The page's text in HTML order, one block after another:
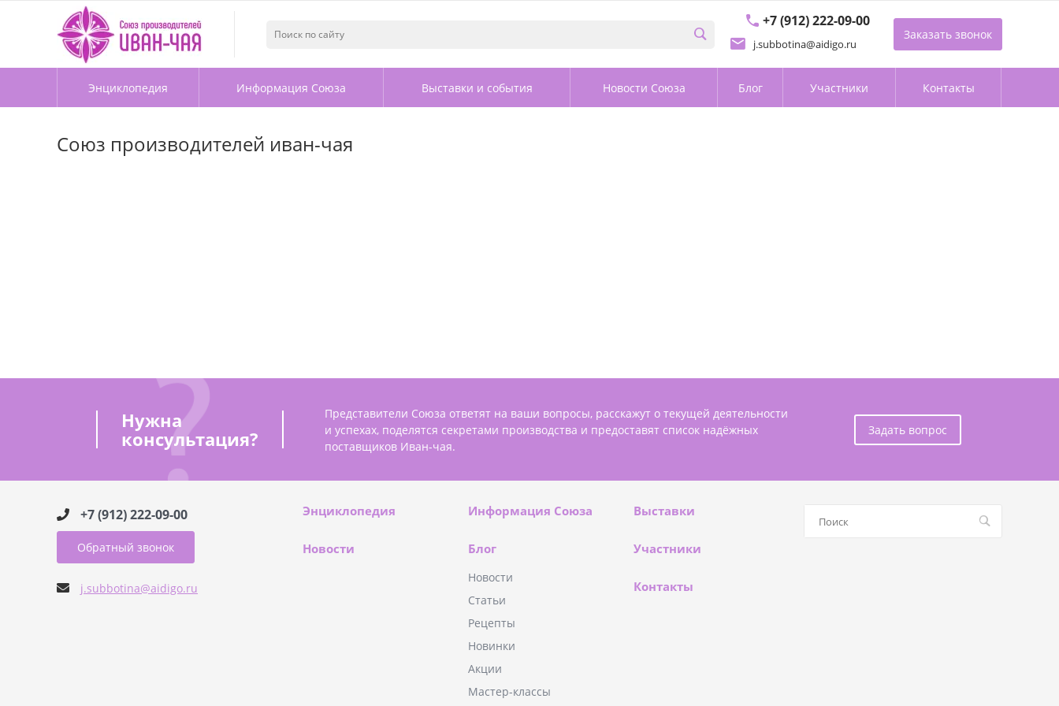
+7 (912) 222-09-00
j.subbotina@aidigo.ru
Заказать звонок
Энциклопедия Информация Союза Выставки и события Новости Союза Блог Участники Контакты
Союз производителей иван-чая
Нужна
консультация?
Представители Союза ответят на ваши вопросы, расскажут о текущей деятельности
и успехах, поделятся секретами производства и предоставят список надёжных
поставщиков Иван-чая.
Задать вопрос
+7 (912) 222-09-00
Обратный звонок
j.subbotina@aidigo.ru
Энциклопедия Информация Союза Выставки
Новости Блог
Новости
Статьи
Рецепты
Новинки
Акции
Мастер-классы
Участники
Контакты